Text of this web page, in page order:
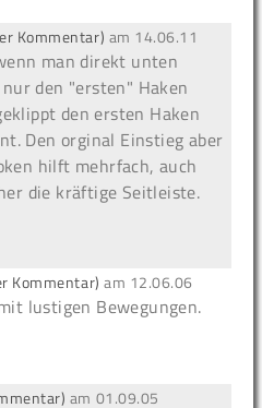
Kommentar) am 14.06.11
man direkt unten
den "ersten" Haken
den ersten Haken
Den orginal Einstieg aber
hilft mehrfach, auch
die kräftige Seitleiste.
Kommentar) am 12.06.06
lustigen Bewegungen.
am 01.09.05